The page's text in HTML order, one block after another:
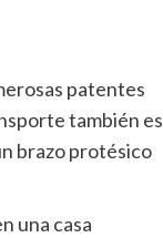
patentes
también es
brazo protésico
una casa